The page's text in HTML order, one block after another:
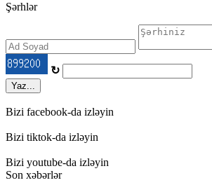
Şərhlər
↻
Yaz...
Bizi facebook-da izləyin
Bizi tiktok-da izləyin
Bizi youtube-da izləyin
Son xəbərlər